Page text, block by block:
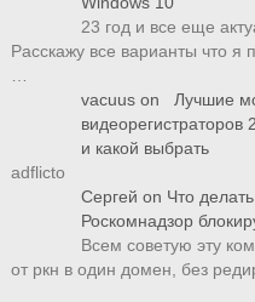
23 год и все еще
Расскажу все варианты что я
vacuus on
Лучшие
видеорегистраторов
и какой выбрать
adflicto
Сергей on Что
Роскомнадзор
Всем советую эту
от ркн в один домен, без